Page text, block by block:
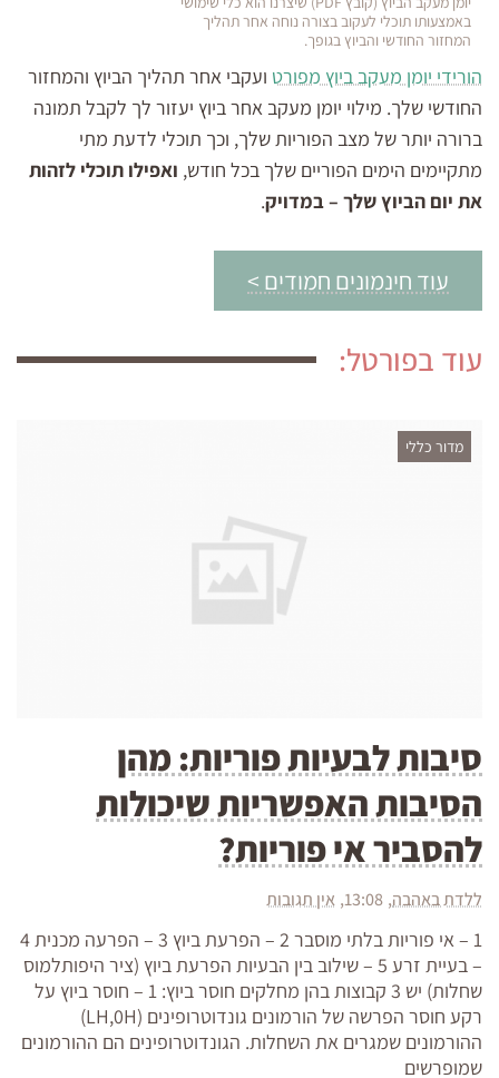
באמצעותו תוכלי לעקוב בצורה נוחה אחר תהליך
המחזור החודשי והביוץ בגופך.
הורידי יומן מעקב ביוץ מפורט ועקבי אחר תהליך הביוץ והמחזור
החודשי שלך. מילוי יומן מעקב אחר ביוץ יעזור לך לקבל תמונה
ברורה יותר של מצב הפוריות שלך, וכך תוכלי לדעת מתי
מתקיימים הימים הפוריים שלך בכל חודש, ואפילו תוכלי לזהות
את יום הביוץ שלך – במדויק.
עוד חינמונים חמודים >
עוד בפורטל:
מדור כללי
סיבות לבעיות פוריות: מהן
הסיבות האפשריות שיכולות
להסביר אי פוריות?
ללדת באהבה 13:08 אין תגובות
1 – אי פוריות בלתי מוסבר 2 – הפרעת ביוץ 3 – הפרעה מכנית 4
– בעיית זרע 5 – שילוב בין הבעיות הפרעת ביוץ (ציר היפותלמוס
שחלות) יש 3 קבוצות בהן מחלקים חוסר ביוץ: 1 – חוסר ביוץ על
רקע חוסר הפרשה של הורמונים גונדוטרופינים (LH,0H)
ההורמונים שמגרים את השחלות. הגונדוטרופינים הם ההורמונים
שמופרשים